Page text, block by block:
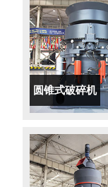
圆锥式破碎机